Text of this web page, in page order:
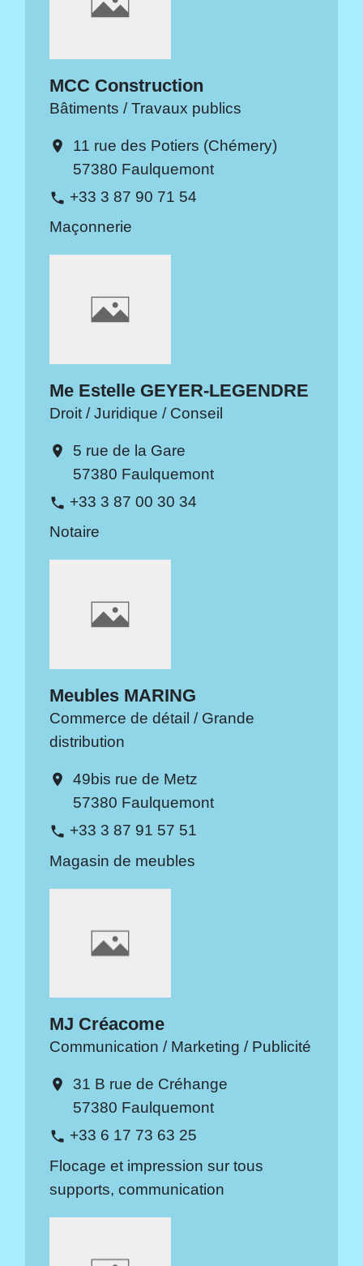
MCC Construction
Bâtiments / Travaux publics
location_on
11 rue des Potiers (Chémery)
57380 Faulquemont
phone +33 3 87 90 71 54
Maçonnerie
Me Estelle GEYER-LEGENDRE
Droit / Juridique / Conseil
location_on
5 rue de la Gare
57380 Faulquemont
phone +33 3 87 00 30 34
Notaire
Meubles MARING
Commerce de détail / Grande
distribution
location_on
49bis rue de Metz
57380 Faulquemont
phone +33 3 87 91 57 51
Magasin de meubles
MJ Créacome
Communication / Marketing / Publicité
location_on
31 B rue de Créhange
57380 Faulquemont
phone +33 6 17 73 63 25
Flocage et impression sur tous
supports, communication